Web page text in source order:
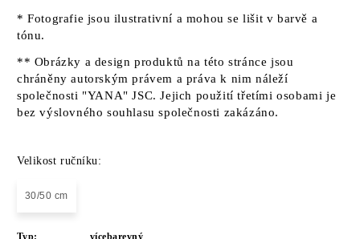
* Fotografie jsou ilustrativní a mohou se lišit v barvě a
tónu.
** Obrázky a design produktů na této stránce jsou
chráněny autorským právem a práva k nim náleží
společnosti "YANA" JSC. Jejich použití třetími osobami je
bez výslovného souhlasu společnosti zakázáno.
Velikost ručníku:
30/50 cm
Typ:
vícebarevný